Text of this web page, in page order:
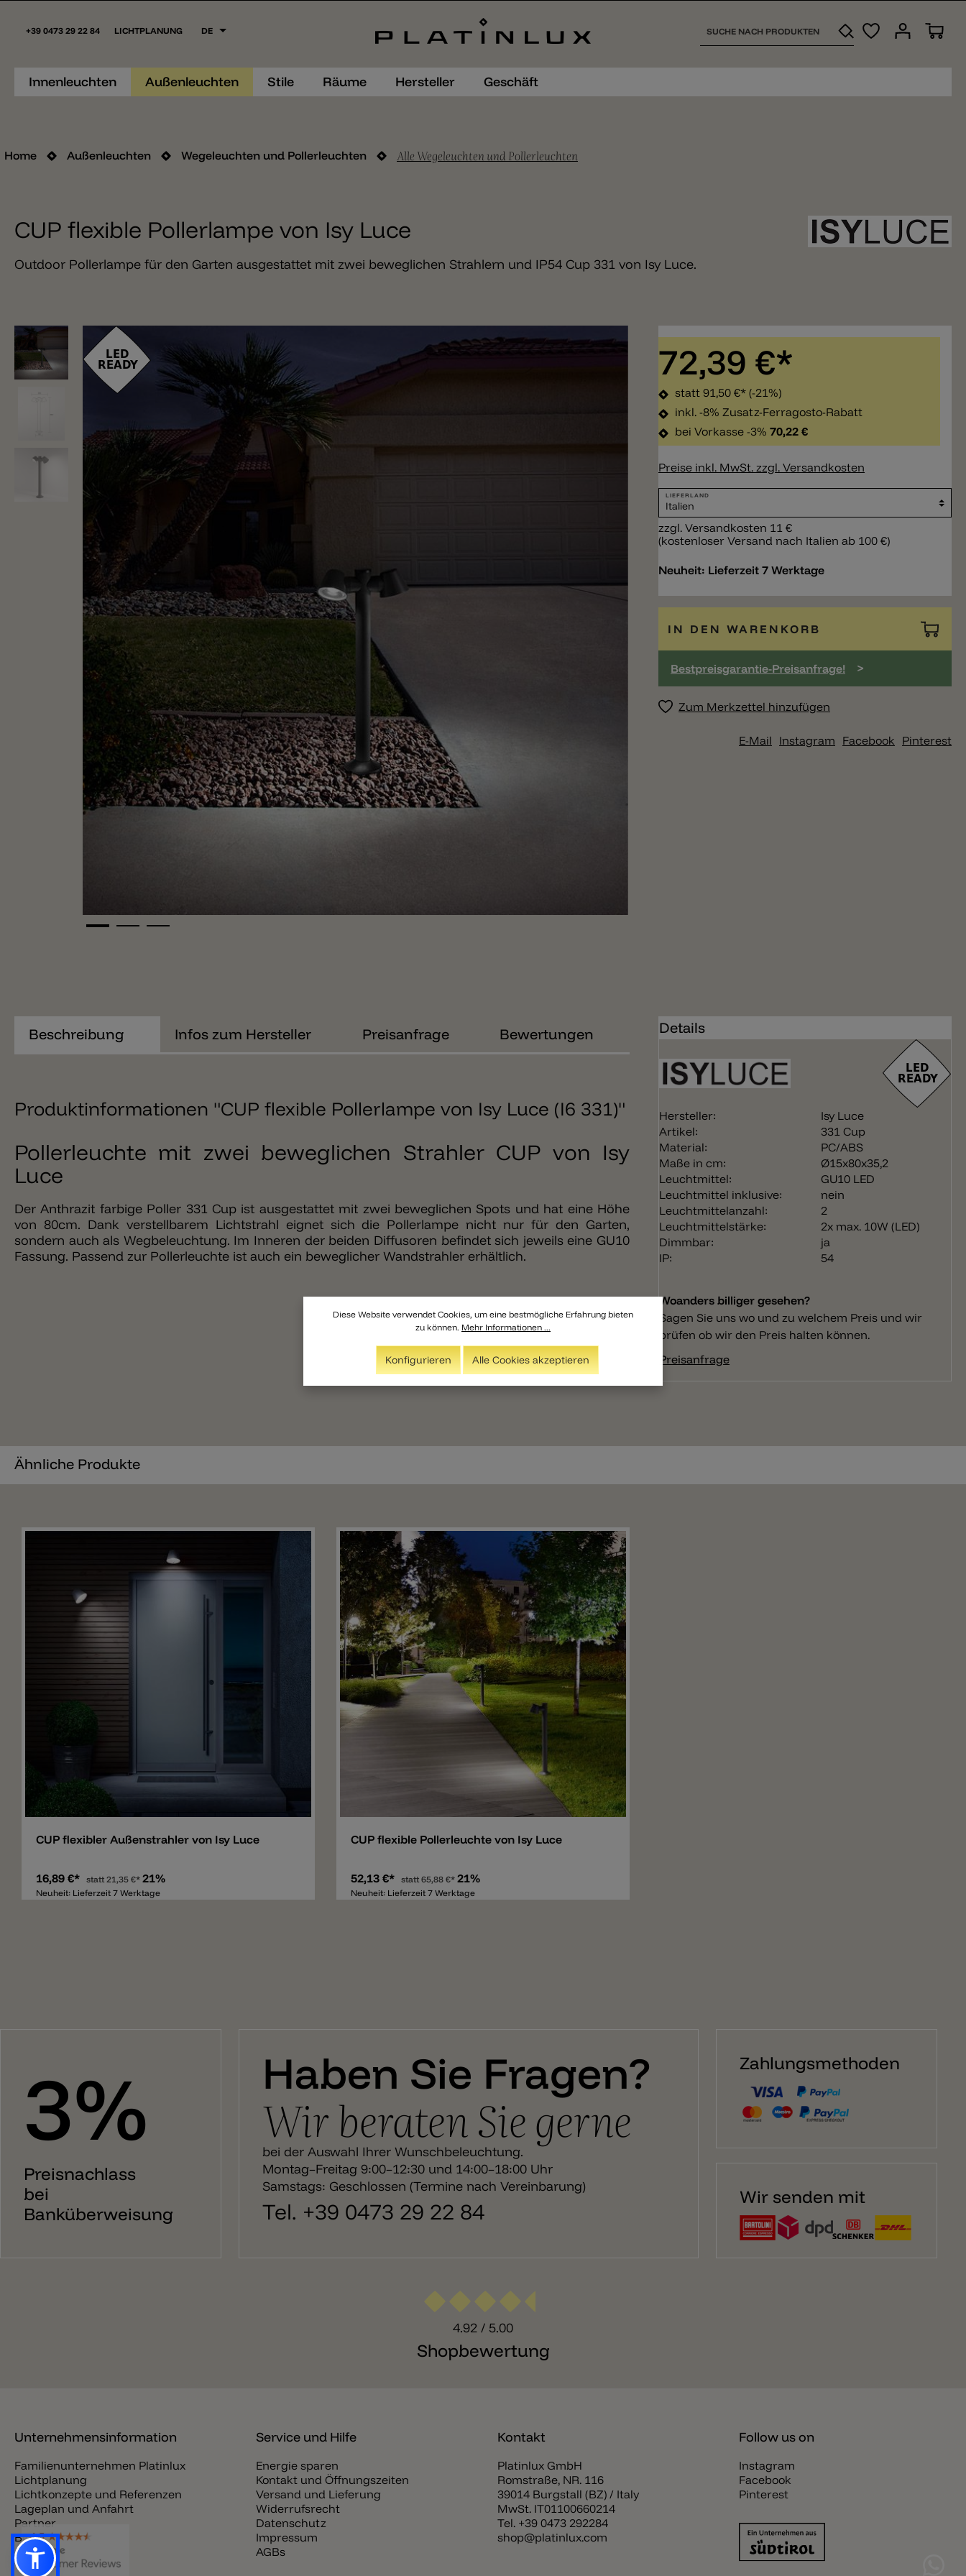
LICHTPLANUNG
+39 0473 29 22 84 DE
Innenleuchten Außenleuchten Stile Räume Hersteller Geschäft
Home Außenleuchten Wegeleuchten und Pollerleuchten Alle Wegeleuchten und Pollerleuchten
CUP flexible Pollerlampe von Isy Luce
Outdoor Pollerlampe für den Garten ausgestattet mit zwei beweglichen Strahlern und IP54 Cup 331 von Isy Luce.
72,39 €*
statt 91,50 €* (-21%)
inkl. -8% Zusatz-Ferragosto-Rabatt
bei Vorkasse -3% 70,22 €
Preise inkl. MwSt. zzgl. Versandkosten
LIEFERLAND
zzgl. Versandkosten 11 €
(kostenloser Versand nach Italien ab 100 €)
Neuheit: Lieferzeit 7 Werktage
IN DEN WARENKORB
Bestpreisgarantie-Preisanfrage! >
Zum Merkzettel hinzufügen
E-Mail Instagram Facebook Pinterest
Beschreibung Infos zum Hersteller Preisanfrage Bewertungen
Produktinformationen "CUP flexible Pollerlampe von Isy Luce (I6 331)"
Pollerleuchte mit zwei beweglichen Strahler CUP von Isy
Luce
Der Anthrazit farbige Poller 331 Cup ist ausgestattet mit zwei beweglichen Spots und hat eine Höhe
von 80cm. Dank verstellbarem Lichtstrahl eignet sich die Pollerlampe nicht nur für den Garten,
sondern auch als Wegbeleuchtung. Im Inneren der beiden Diffusoren befindet sich jeweils eine GU10
Fassung. Passend zur Pollerleuchte ist auch ein beweglicher Wandstrahler erhältlich.
Details
Hersteller:
Isy Luce
Artikel:
331 Cup
Material:
PC/ABS
Maße in cm:
Ø15x80x35,2
Leuchtmittel:
GU10 LED
Leuchtmittel inklusive:
nein
Leuchtmittelanzahl:
2
Leuchtmittelstärke:
2x max. 10W (LED)
Dimmbar:
ja
IP:
54
Woanders billiger gesehen?
Sagen Sie uns wo und zu welchem Preis und wir
prüfen ob wir den Preis halten können.
Preisanfrage
Ähnliche Produkte
Merken
CUP flexibler Außenstrahler von Isy Luce
16,89 €* statt 21,35 €* 21%
Neuheit: Lieferzeit 7 Werktage
CUP flexible Pollerleuchte von Isy Luce
52,13 €* statt 65,88 €* 21%
Neuheit: Lieferzeit 7 Werktage
3%
Preisnachlass
bei
Banküberweisung
Haben Sie Fragen?
Wir beraten Sie gerne
bei der Auswahl Ihrer Wunschbeleuchtung.
Montag–Freitag 9:00–12:30 und 14:00–18:00 Uhr
Samstags: Geschlossen (Termine nach Vereinbarung)
Tel. +39 0473 29 22 84
Zahlungsmethoden
Wir senden mit
4.92 / 5.00
Shopbewertung
Follow us on
Instagram
Facebook
Pinterest
Kontakt
Platinlux GmbH
Romstraße, NR. 116
39014 Burgstall (BZ) / Italy
MwSt. IT01100660214
Tel. +39 0473 292284
shop@platinlux.com
Unternehmensinformation
Familienunternehmen Platinlux
Lichtplanung
Lichtkonzepte und Referenzen
Lageplan und Anfahrt
Partner
Blog
Jobs
Service und Hilfe
Energie sparen
Kontakt und Öffnungszeiten
Versand und Lieferung
Widerrufsrecht
Datenschutz
Impressum
AGBs
Diese Website verwendet Cookies, um eine bestmögliche Erfahrung bieten
zu können. Mehr Informationen ...
Konfigurieren Alle Cookies akzeptieren